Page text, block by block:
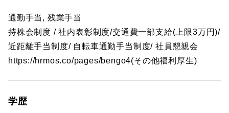
通勤手当, 残業手当
持株会制度 / 社内表彰制度/交通費一部支給(上限3万円)/
近距離手当制度/ 自転車通勤手当制度/ 社員懇親会
https://hrmos.co/pages/bengo4(その他福利厚生)
学歴